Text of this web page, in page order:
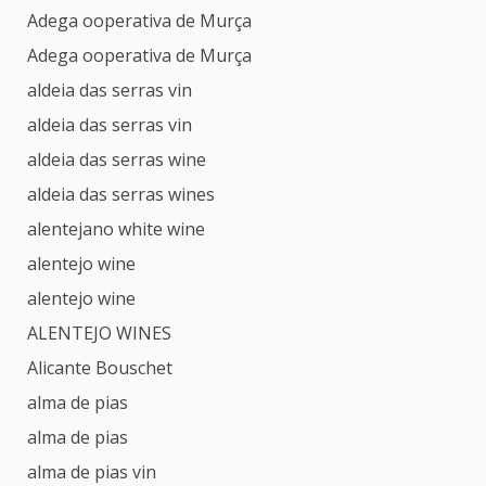
Adega ooperativa de Murça
Adega ooperativa de Murça
aldeia das serras vin
aldeia das serras vin
aldeia das serras wine
aldeia das serras wines
alentejano white wine
alentejo wine
alentejo wine
ALENTEJO WINES
Alicante Bouschet
alma de pias
alma de pias
alma de pias vin